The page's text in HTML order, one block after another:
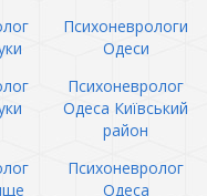
Психоневрологи
Одеси
Психоневролог
Одеса Київський
район
Психоневролог
Одеса